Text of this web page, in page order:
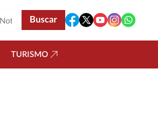
TURISMO